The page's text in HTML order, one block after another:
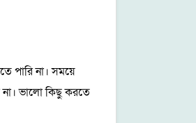
পারি না। সময়ে
না। ভালো কিছু করতে